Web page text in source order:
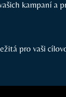
kampaní a
pro vaši